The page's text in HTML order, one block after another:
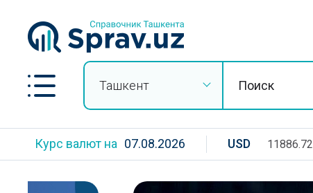
Ташкент
Курс валют на 07.08.2026 USD 11886.72